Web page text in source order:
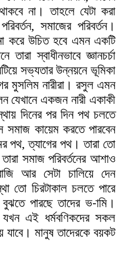
না। তাহলে যেটা করা
সমাজের পরিবর্তন।
করে উচিত হবে এমন একটি
তারা স্বাধীনভাবে জ্ঞানচর্চা
সভ্যতার উন্নয়নে ভূমিকা
মুসলিম নারীরা। রসুল এমন
যেখানে একজন নারী একাকী
দিনের পর দিন পথ চলতে
সমাজ কায়েম করতে পারবেন
পথ, ত্যাগের পথ। তারা তো
সমাজ পরিবর্তনের আশাও
আর সেটা চালিয়ে দেন
তো চিরটাকাল চলতে পারে
পারছে তাদের ভ-ামি।
এই ধর্মবণিকদের সকল
মানুষ তাদেরকে বয়কট